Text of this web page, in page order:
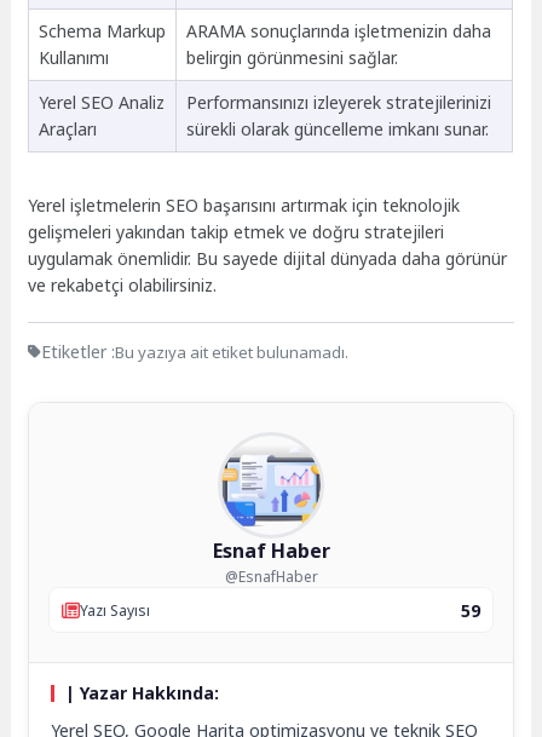
Schema Markup
Kullanımı
ARAMA sonuçlarında işletmenizin daha
belirgin görünmesini sağlar.
Yerel SEO Analiz
Araçları
Performansınızı izleyerek stratejilerinizi
sürekli olarak güncelleme imkanı sunar.
Yerel işletmelerin SEO başarısını artırmak için teknolojik
gelişmeleri yakından takip etmek ve doğru stratejileri
uygulamak önemlidir. Bu sayede dijital dünyada daha görünür
ve rekabetçi olabilirsiniz.
Etiketler :Bu yazıya ait etiket bulunamadı.
Esnaf Haber
@EsnafHaber
Yazı Sayısı
59
| Yazar Hakkında:
Yerel SEO, Google Harita optimizasyonu ve teknik SEO